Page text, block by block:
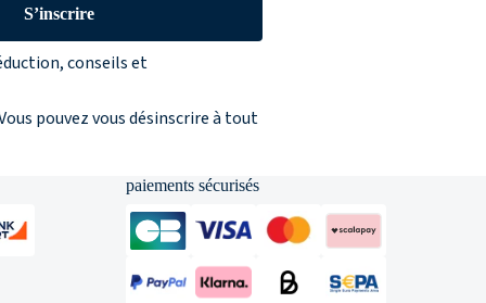
S’inscrire
conseils et
pouvez vous désinscrire à tout
paiements sécurisés